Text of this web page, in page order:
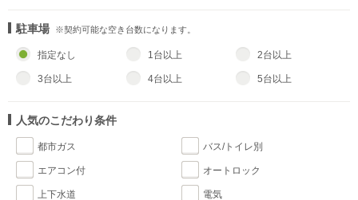
駐車場 ※契約可能な空き台数になります。
指定なし 1台以上 2台以上
3台以上 4台以上 5台以上
人気のこだわり条件
都市ガス バス/トイレ別
エアコン付 オートロック
上下水道 電気